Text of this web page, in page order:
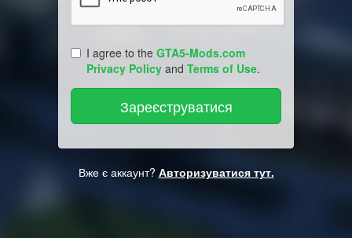
I agree to the GTA5-Mods.com
Privacy Policy and Terms of Use.
Вже є аккаунт? Авторизуватися тут.